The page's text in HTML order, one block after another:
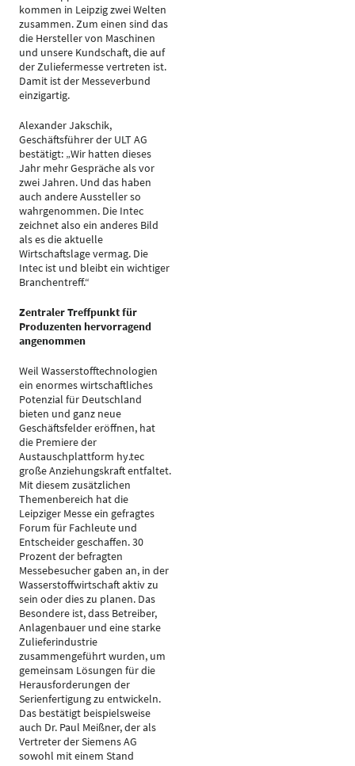
kommen in Leipzig zwei Welten
zusammen. Zum einen sind das
die Hersteller von Maschinen
und unsere Kundschaft, die auf
der Zuliefermesse vertreten ist.
Damit ist der Messeverbund
einzigartig.
Alexander Jakschik,
Geschäftsführer der ULT AG
bestätigt: „Wir hatten dieses
Jahr mehr Gespräche als vor
zwei Jahren. Und das haben
auch andere Aussteller so
wahrgenommen. Die Intec
zeichnet also ein anderes Bild
als es die aktuelle
Wirtschaftslage vermag. Die
Intec ist und bleibt ein wichtiger
Branchentreff.“
Zentraler Treffpunkt für
Produzenten hervorragend
angenommen
Weil Wasserstofftechnologien
ein enormes wirtschaftliches
Potenzial für Deutschland
bieten und ganz neue
Geschäftsfelder eröffnen, hat
die Premiere der
Austauschplattform hy.tec
große Anziehungskraft entfaltet.
Mit diesem zusätzlichen
Themenbereich hat die
Leipziger Messe ein gefragtes
Forum für Fachleute und
Entscheider geschaffen. 30
Prozent der befragten
Messebesucher gaben an, in der
Wasserstoffwirtschaft aktiv zu
sein oder dies zu planen. Das
Besondere ist, dass Betreiber,
Anlagenbauer und eine starke
Zulieferindustrie
zusammengeführt wurden, um
gemeinsam Lösungen für die
Herausforderungen der
Serienfertigung zu entwickeln.
Das bestätigt beispielsweise
auch Dr. Paul Meißner, der als
Vertreter der Siemens AG
sowohl mit einem Stand